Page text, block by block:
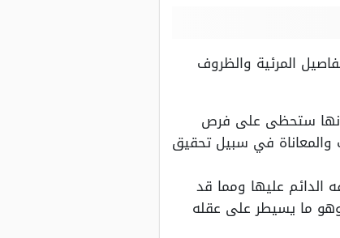
المرئية والظروف
وأنها ستحظى على فرص
في سبيل تحقيق
الدائم عليها ومما قد
ما يسيطر على عقله